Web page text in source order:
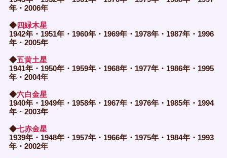
年・2006年
◆四緑木星
1942年・1951年・1960年・1969年・1978年・1987年・1996
年・2005年
◆五黄土星
1941年・1950年・1959年・1968年・1977年・1986年・1995
年・2004年
◆六白金星
1940年・1949年・1958年・1967年・1976年・1985年・1994
年・2003年
◆七赤金星
1939年・1948年・1957年・1966年・1975年・1984年・1993
年・2002年